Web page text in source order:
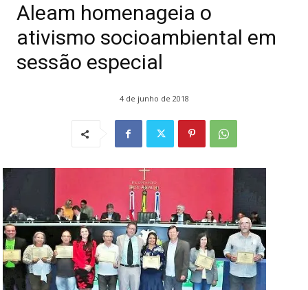
Aleam homenageia o
ativismo socioambiental em
sessão especial
4 de junho de 2018